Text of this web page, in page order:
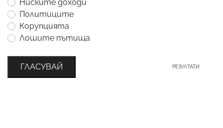
Ниските доходи
Политиците
Корупцията
Лошите пътища
ГЛАСУВАЙ РЕЗУЛТАТИ